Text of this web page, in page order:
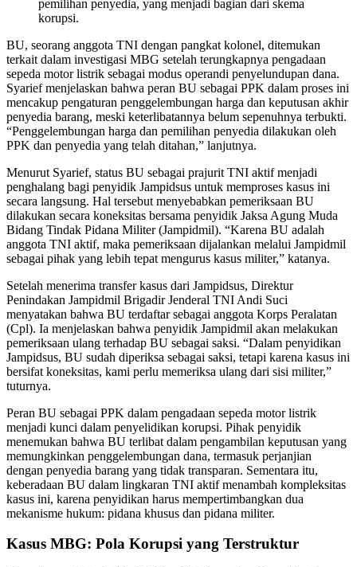
pemilihan penyedia, yang menjadi bagian dari skema
korupsi.
BU, seorang anggota TNI dengan pangkat kolonel, ditemukan
terkait dalam investigasi MBG setelah terungkapnya pengadaan
sepeda motor listrik sebagai modus operandi penyelundupan dana.
Syarief menjelaskan bahwa peran BU sebagai PPK dalam proses ini
mencakup pengaturan penggelembungan harga dan keputusan akhir
penyedia barang, meski keterlibatannya belum sepenuhnya terbukti.
“Penggelembungan harga dan pemilihan penyedia dilakukan oleh
PPK dan penyedia yang telah ditahan,” lanjutnya.
Menurut Syarief, status BU sebagai prajurit TNI aktif menjadi
penghalang bagi penyidik Jampidsus untuk memproses kasus ini
secara langsung. Hal tersebut menyebabkan pemeriksaan BU
dilakukan secara koneksitas bersama penyidik Jaksa Agung Muda
Bidang Tindak Pidana Militer (Jampidmil). “Karena BU adalah
anggota TNI aktif, maka pemeriksaan dijalankan melalui Jampidmil
sebagai pihak yang lebih tepat mengurus kasus militer,” katanya.
Setelah menerima transfer kasus dari Jampidsus, Direktur
Penindakan Jampidmil Brigadir Jenderal TNI Andi Suci
menyatakan bahwa BU terdaftar sebagai anggota Korps Peralatan
(Cpl). Ia menjelaskan bahwa penyidik Jampidmil akan melakukan
pemeriksaan ulang terhadap BU sebagai saksi. “Dalam penyidikan
Jampidsus, BU sudah diperiksa sebagai saksi, tetapi karena kasus ini
bersifat koneksitas, kami perlu memeriksa ulang dari sisi militer,”
tuturnya.
Peran BU sebagai PPK dalam pengadaan sepeda motor listrik
menjadi kunci dalam penyelidikan korupsi. Pihak penyidik
menemukan bahwa BU terlibat dalam pengambilan keputusan yang
memungkinkan penggelembungan dana, termasuk perjanjian
dengan penyedia barang yang tidak transparan. Sementara itu,
keberadaan BU dalam lingkaran TNI aktif menambah kompleksitas
kasus ini, karena penyidikan harus mempertimbangkan dua
mekanisme hukum: pidana khusus dan pidana militer.
Kasus MBG: Pola Korupsi yang Terstruktur